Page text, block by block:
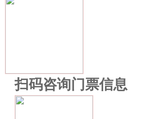
扫码咨询门票信息